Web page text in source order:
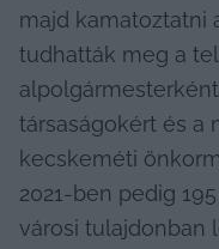
majd kamatoztatni
tudhatták meg a
társaságokért és a
kecskeméti
2021-ben pedig
városi tulajdonban